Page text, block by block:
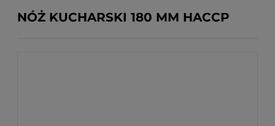
NÓŻ KUCHARSKI 180 MM HACCP